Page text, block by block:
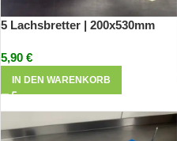
5 Lachsbretter | 200x530mm
5,90 €
IN DEN WARENKORB